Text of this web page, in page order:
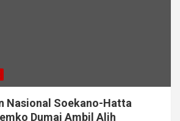
Nasional Soekano-Hatta
Dumai Ambil Alih